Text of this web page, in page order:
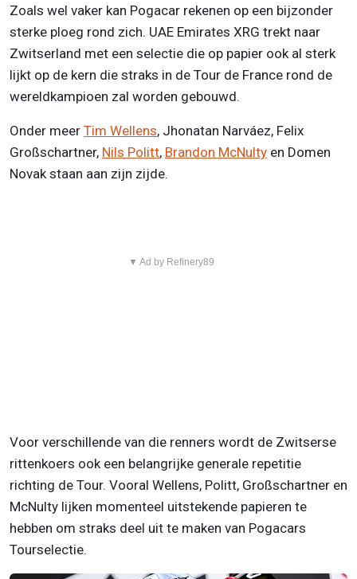
Zoals wel vaker kan Pogacar rekenen op een bijzonder
sterke ploeg rond zich. UAE Emirates XRG trekt naar
Zwitserland met een selectie die op papier ook al sterk
lijkt op de kern die straks in de Tour de France rond de
wereldkampioen zal worden gebouwd.
Onder meer Tim Wellens, Jhonatan Narváez, Felix
Großschartner, Nils Politt, Brandon McNulty en Domen
Novak staan aan zijn zijde.
▼ Ad by Refinery89
Voor verschillende van die renners wordt de Zwitserse
rittenkoers ook een belangrijke generale repetitie
richting de Tour. Vooral Wellens, Politt, Großschartner en
McNulty lijken momenteel uitstekende papieren te
hebben om straks deel uit te maken van Pogacars
Tourselectie.